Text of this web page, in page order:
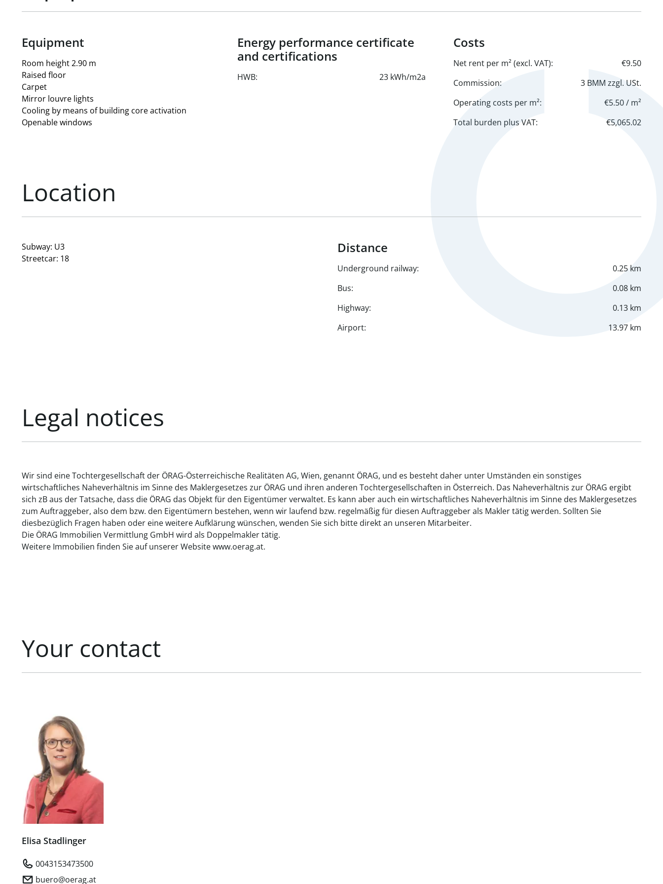
Equipment
Room height 2.90 m
Raised floor
Carpet
Mirror louvre lights
Cooling by means of building core activation
Openable windows
Energy performance certificate
and certifications
HWB: 23 kWh/m2a
Costs
Net rent per m² (excl. VAT):
€9.50
Commission:
3 BMM zzgl. USt.
Operating costs per m²:
€5.50 / m²
Total burden plus VAT:
€5,065.02
Location
Subway: U3
Streetcar: 18
Distance
Underground railway:
0.25 km
Bus:
0.08 km
Highway:
0.13 km
Airport:
13.97 km
Legal notices
Wir sind eine Tochtergesellschaft der ÖRAG-Österreichische Realitäten AG, Wien, genannt ÖRAG, und es besteht daher unter Umständen ein sonstiges
wirtschaftliches Naheverhältnis im Sinne des Maklergesetzes zur ÖRAG und ihren anderen Tochtergesellschaften in Österreich. Das Naheverhältnis zur ÖRAG ergibt
sich zB aus der Tatsache, dass die ÖRAG das Objekt für den Eigentümer verwaltet. Es kann aber auch ein wirtschaftliches Naheverhältnis im Sinne des Maklergesetzes
zum Auftraggeber, also dem bzw. den Eigentümern bestehen, wenn wir laufend bzw. regelmäßig für diesen Auftraggeber als Makler tätig werden. Sollten Sie
diesbezüglich Fragen haben oder eine weitere Aufklärung wünschen, wenden Sie sich bitte direkt an unseren Mitarbeiter.
Die ÖRAG Immobilien Vermittlung GmbH wird als Doppelmakler tätig.
Weitere Immobilien finden Sie auf unserer Website www.oerag.at.
Your contact
Elisa Stadlinger
0043153473500
buero@oerag.at